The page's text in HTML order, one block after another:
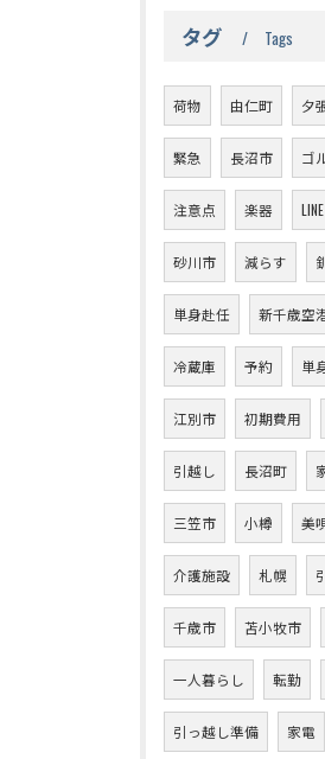
タグ Tags
荷物 由仁町 夕
緊急 長沼市 ゴ
注意点 楽器 LINE
砂川市 減らす
単身赴任 新千歳空
冷蔵庫 予約 単
江別市 初期費用
引越し 長沼町
三笠市 小樽 美
介護施設 札幌
千歳市 苫小牧市
一人暮らし 転勤
引っ越し準備 家電